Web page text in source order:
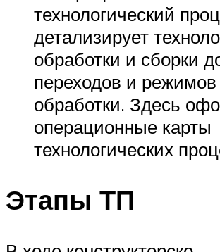
технологический
детализирует
обработки и сборки
переходов и режимов
обработки. Здесь
операционные карты
технологических
Этапы ТП